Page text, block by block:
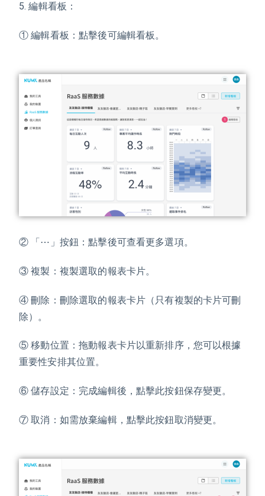
5. 編輯看板：
① 編輯看板：點擊後可編輯看板。
② 「⋯」按鈕：點擊後可查看更多選項。
③ 複製：複製選取的報表卡片。
④ 刪除：刪除選取的報表卡片（只有複製的卡片可刪
除）。
⑤ 移動位置：拖動報表卡片以重新排序，您可以根據
重要性安排其位置。
⑥ 儲存設定：完成編輯後，點擊此按鈕保存變更。
⑦ 取消：如需放棄編輯，點擊此按鈕取消變更。